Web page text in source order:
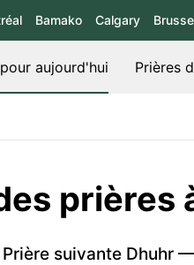
Bamako Calgary
aujourd'hui Prières
prières
Prière suivante Dhuhr —